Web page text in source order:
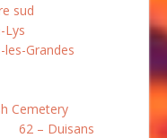
sud
Lys
les-Grandes
Cemetery
62 – Duisans